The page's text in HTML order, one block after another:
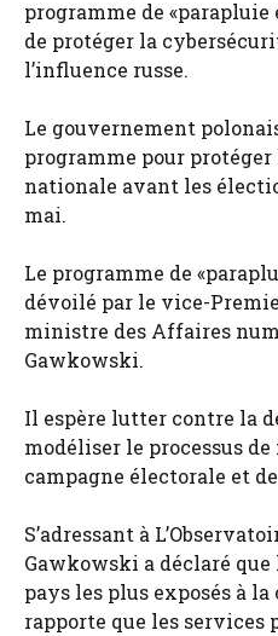
programme de
de protéger la
l’influence russe.
Le gouvernement
programme pour
nationale avant les
mai.
Le programme de
dévoilé par le vice-
ministre des Affaires
Gawkowski.
Il espère lutter contre la
modéliser le processus
campagne électorale et
S’adressant à
Gawkowski a déclaré que
pays les plus exposés à
rapporte que les services